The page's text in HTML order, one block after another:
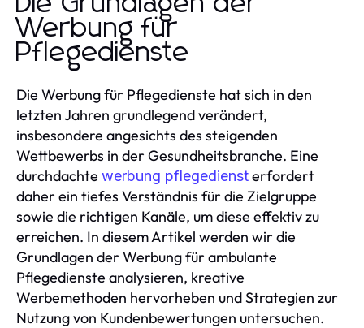
Werbung für
Pflegedienste
Die Werbung für Pflegedienste hat sich in den
letzten Jahren grundlegend verändert,
insbesondere angesichts des steigenden
Wettbewerbs in der Gesundheitsbranche. Eine
durchdachte werbung pflegediensterfordert
daher ein tiefes Verständnis für die Zielgruppe
sowie die richtigen Kanäle, um diese effektiv zu
erreichen. In diesem Artikel werden wir die
Grundlagen der Werbung für ambulante
Pflegedienste analysieren, kreative
Werbemethoden hervorheben und Strategien zur
Nutzung von Kundenbewertungen untersuchen.